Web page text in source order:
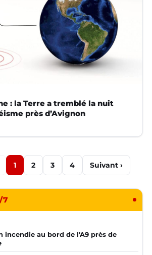
: la Terre a tremblé la nuit
près d’Avignon
1 2 3 4 Suivant ›
7
incendie au bord de l'A9 près de